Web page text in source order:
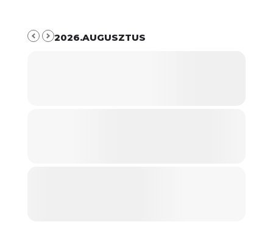
2026.AUGUSZTUS